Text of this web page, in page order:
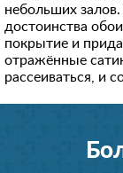
небольших
достоинства
покрытие и
отражённые
рассеиваться, и